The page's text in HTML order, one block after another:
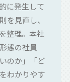
に発生して
を見直し、
整理。本社
態の社員
のか」「ど
わかりやす